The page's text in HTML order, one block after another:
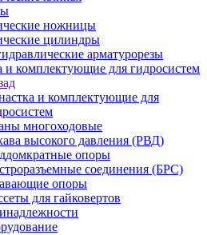
ножницы
цилиндры
арматурорезы
и комплектующие для гидросистем
и комплектующие для
многоходовые
высокого давления (РВД)
опоры
соединения (БРС)
опоры
для гайковертов